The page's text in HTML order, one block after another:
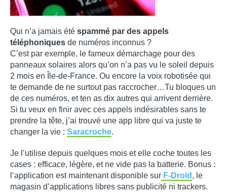
Qui n’a jamais été spammé par des appels
téléphoniques de numéros inconnus ?
C’est par exemple, le fameux démarchage pour des
panneaux solaires alors qu’on n’a pas vu le soleil depuis
2 mois en Île-de-France. Ou encore la voix robotisée qui
te demande de ne surtout pas raccrocher…Tu bloques un
de ces numéros, et ten as dix autres qui arrivent derrière.
Si tu veux en finir avec ces appels indésirables sans te
prendre la tête, j’ai trouvé une app libre qui va juste te
changer la vie : Saracroche.
Je l’utilise depuis quelques mois et elle coche toutes les
cases : efficace, légère, et ne vide pas la batterie. Bonus :
l’application est maintenant disponible sur F-Droid , le
magasin d’applications libres sans publicité ni trackers.